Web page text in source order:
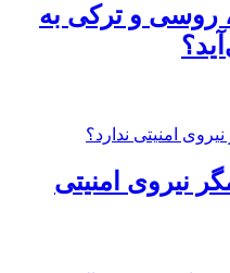
روسی و ترکی به
نیروی امنیتی